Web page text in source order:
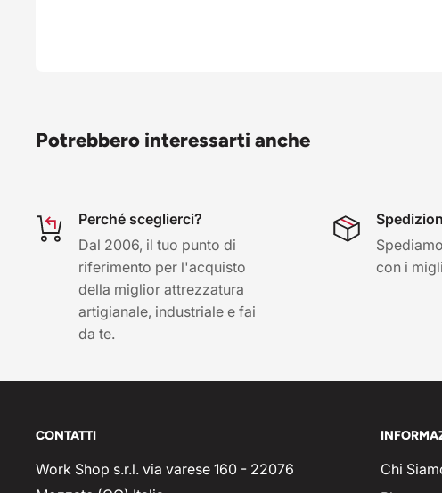
Potrebbero interessarti anche
Perché sceglierci?
Dal 2006, il tuo punto di
riferimento per l'acquisto
della miglior attrezzatura
artigianale, industriale e fai
da te.
con i
CONTATTI
Work Shop s.r.l. via varese 160 - 22076
Chi